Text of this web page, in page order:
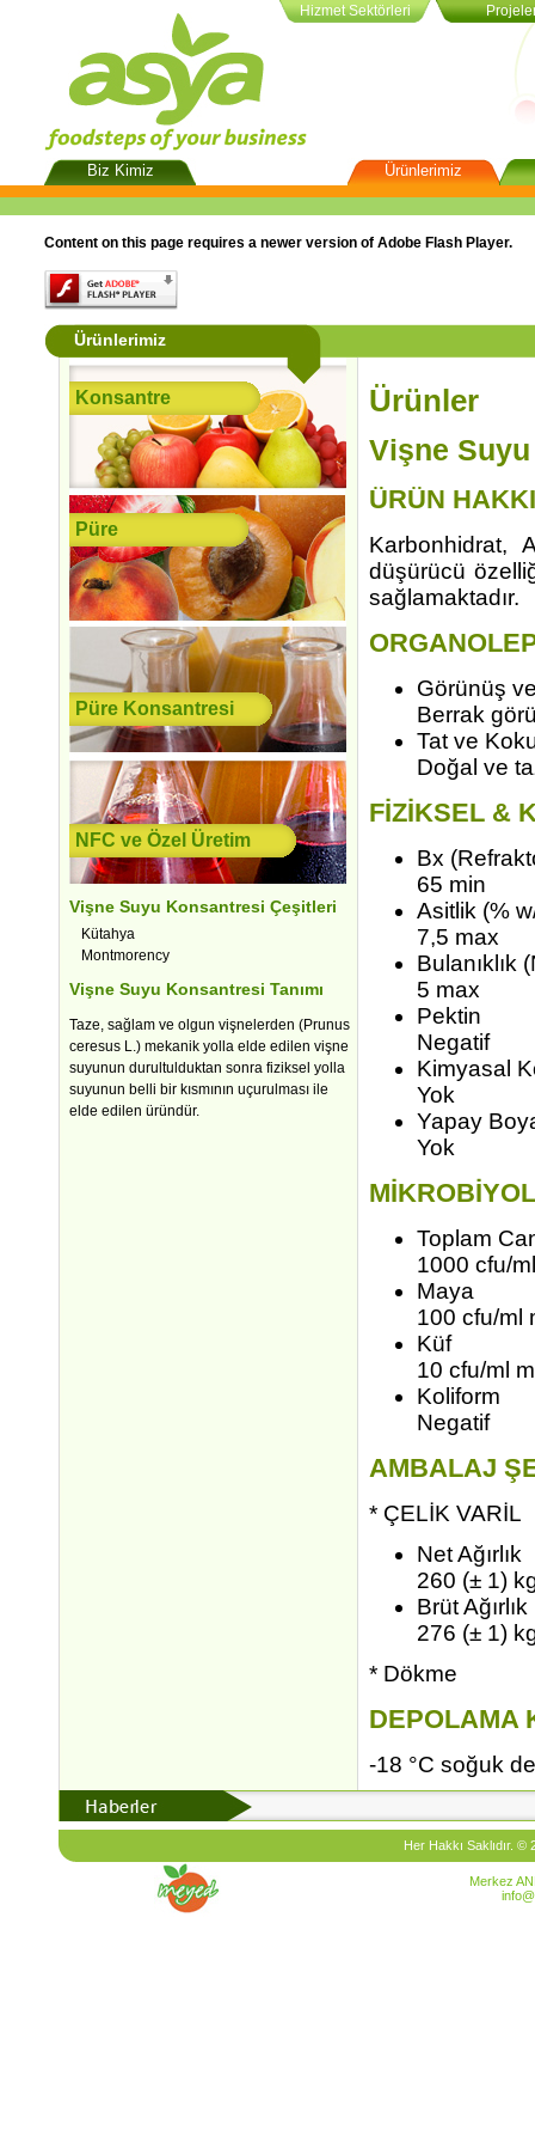
Hizmet Sektörleri
Biz Kimiz
Misyon ve Değerler
Ürünlerimiz
Püre Konsantresi
Content on this page requires a newer version of Adobe Flash Player.
Ürünlerimiz
Konsantre
Püre
Püre Konsantresi
NFC ve Özel Üretim
Vişne Suyu Konsantresi Çeşitleri
Kütahya
Montmorency
Vişne Suyu Konsantresi Tanımı
Taze, sağlam ve olgun vişnelerden (Prunus
ceresus L.) mekanik yolla elde edilen vişne
suyunun durultulduktan sonra fiziksel yolla
suyunun belli bir kısmının uçurulması ile
elde edilen üründür.
Ürünler
Vişne
ÜRÜN
Karbonhidrat,
düşürücü
sağlamaktadır.
Görünüş
Berrak
Tat ve
Doğal ve
FİZİKSEL &
Bx
65 min
Asitlik (%
7,5 max
Bulanıklık
5 max
Pektin
Negatif
Kimyasal
Yok
Yapay
Yok
Toplam
1000 cfu/ml
Maya
100 cfu/ml
Küf
10 cfu/ml
Koliform
Negatif
AMBALAJ
* ÇELİK VARİL
Net Ağırlık
260 (± 1)
Brüt Ağırlık
276 (± 1)
* Dökme
DEPOLAMA
-18 °C soğuk
Her Hakkı Saklıdır.
Merkez